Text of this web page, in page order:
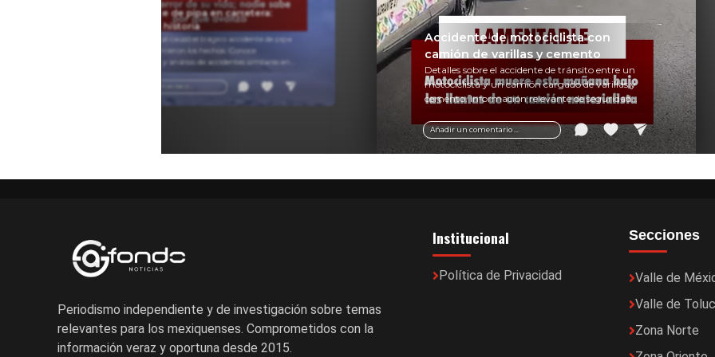
Añadir un comentario ...
Accidente de motociclista con
camión de varillas y cemento
Detalles sobre el accidente de tránsito entre un
motociclista y un camión cargado de varillas y
cemento. Información relevante de seguridad
vial y recomendaciones para motociclistas.
Accidente de pipa en carretera:
causas e historia
Descubre qué causó el trágico accidente de pipa
y cómo ocurrieron los hechos. Conoce
testimonios y análisis de accidentes similares en
carretera para entender estos sucesos.
Periodismo independiente y de investigación sobre temas
relevantes para los mexiquenses. Comprometidos con la
información veraz y oportuna desde 2015.
Institucional
Política de Privacidad
Secciones
Valle de
Valle de
Zona Norte